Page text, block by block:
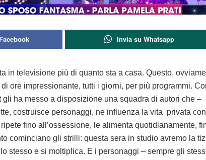
Invia su Whatsapp
in televisione più di quanto sta a casa. Questo,
ore impressionante, tutti i giorni, per più programmi.
ha messo a disposizione una squadra di autori che –
costruisce personaggi, ne influenza la vita privata
fino all’ossessione, le alimenta quotidianamente,
cominciano gli strilli: questa sera in studio avremo la
stesso e si moltiplica. E i personaggi – sempre gli